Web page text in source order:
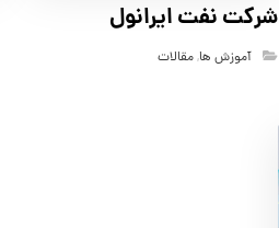
شرکت نفت ایرانول
آموزش ها,مقالات